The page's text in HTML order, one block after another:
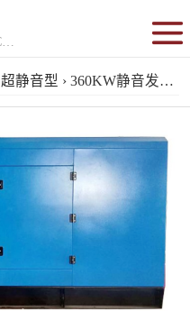
超静音型 › 360KW静音发电机组